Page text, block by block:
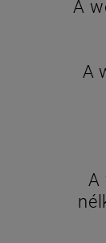
A
A
A